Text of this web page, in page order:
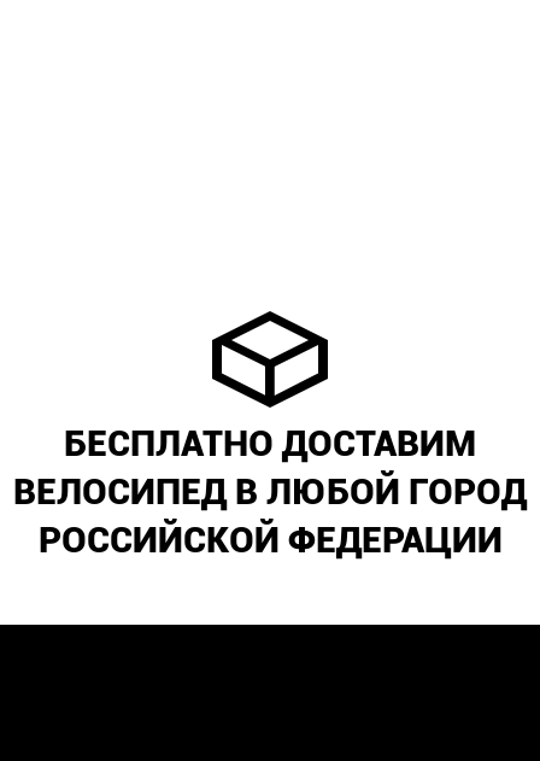
БЕСПЛАТНО ДОСТАВИМ
ВЕЛОСИПЕД В ЛЮБОЙ ГОРОД
РОССИЙСКОЙ ФЕДЕРАЦИИ